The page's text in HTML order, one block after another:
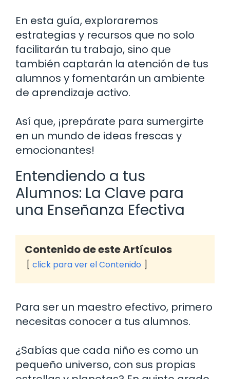
En esta guía, exploraremos
estrategias y recursos que no solo
facilitarán tu trabajo, sino que
también captarán la atención de tus
alumnos y fomentarán un ambiente
de aprendizaje activo.
Así que, ¡prepárate para sumergirte
en un mundo de ideas frescas y
emocionantes!
Entendiendo a tus
Alumnos: La Clave para
una Enseñanza Efectiva
Contenido de este Artículos
click para ver el Contenido
Para ser un maestro efectivo, primero
necesitas conocer a tus alumnos.
¿Sabías que cada niño es como un
pequeño universo, con sus propias